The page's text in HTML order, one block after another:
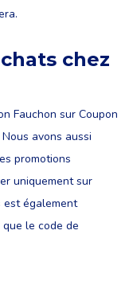
chez
Fauchon sur Coupon
avons aussi
promotions
uniquement sur
est également
le code de